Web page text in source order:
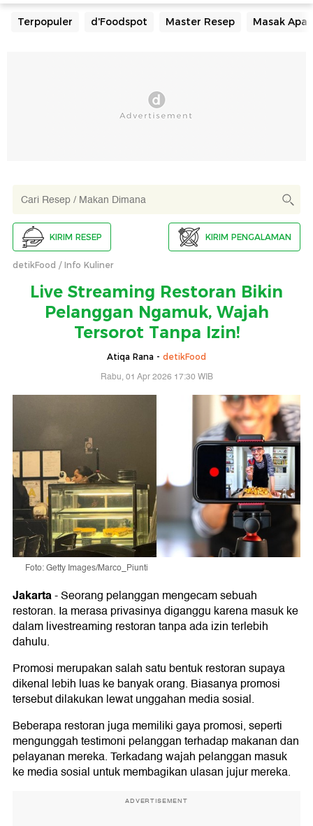
Terpopuler d'Foodspot Master Resep Masak Apa
KIRIM RESEP KIRIM PENGALAMAN
detikFood Info Kuliner
Live Streaming Restoran Bikin
Pelanggan Ngamuk, Wajah
Tersorot Tanpa Izin!
Atiqa Rana - detikFood
Rabu, 01 Apr 2026 17:30 WIB
Foto: Getty Images/Marco_Piunti
Jakarta-Seorang pelanggan mengecam sebuah
restoran. Ia merasa privasinya diganggu karena masuk ke
dalam livestreaming restoran tanpa ada izin terlebih
dahulu.
Promosi merupakan salah satu bentuk restoran supaya
dikenal lebih luas ke banyak orang. Biasanya promosi
tersebut dilakukan lewat unggahan media sosial.
Beberapa restoran juga memiliki gaya promosi, seperti
mengunggah testimoni pelanggan terhadap makanan dan
pelayanan mereka. Terkadang wajah pelanggan masuk
ke media sosial untuk membagikan ulasan jujur mereka.
ADVERTISEMENT